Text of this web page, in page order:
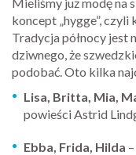
koncept „hygge”,
Tradycja północy jest
dziwnego, że
podobać. Oto kilka
Lisa, Britta, Mia,
powieści Astrid
Ebba, Frida, Hilda